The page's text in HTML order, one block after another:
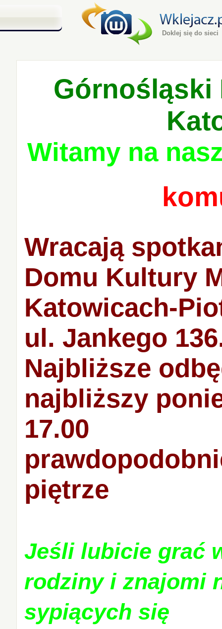
Doklej się do sieci
Górnośląski
Witamy na
Wracają
Domu Kultury
Katowicach-
ul. Jankego
Najbliższe
najbliższy
17.00
piętrze
Jeśli lubicie grać
rodziny i znajomi
sypiących się